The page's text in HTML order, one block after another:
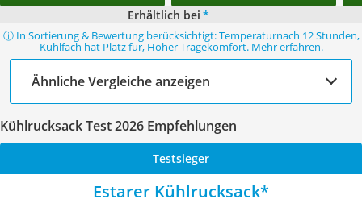
Erhältlich bei *
ⓘ In Sortierung & Bewertung berücksichtigt: Temperaturnach 12 Stunden,
Kühlfach hat Platz für, Hoher Tragekomfort. Mehr erfahren.
Ähnliche Vergleiche anzeigen
Kühlrucksack Test 2026 Empfehlungen
Testsieger
Estarer Kühlrucksack